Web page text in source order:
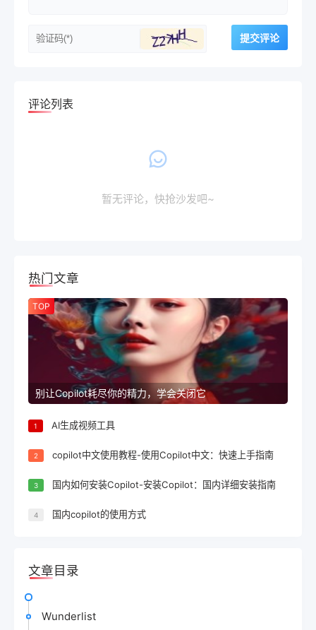
评论列表
暂无评论，快抢沙发吧~
热门文章
TOP
别让Copilot耗尽你的精力，学会关闭它
1 AI生成视频工具
2 copilot中文使用教程-使用Copilot中文：快速上手指南
3 国内如何安装Copilot-安装Copilot：国内详细安装指南
4 国内copilot的使用方式
文章目录
Wunderlist